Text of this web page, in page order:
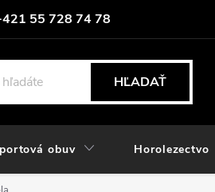
55 728 74 78
Hodnotenie obchodu
HĽADAŤ
obuv Horolezectvo